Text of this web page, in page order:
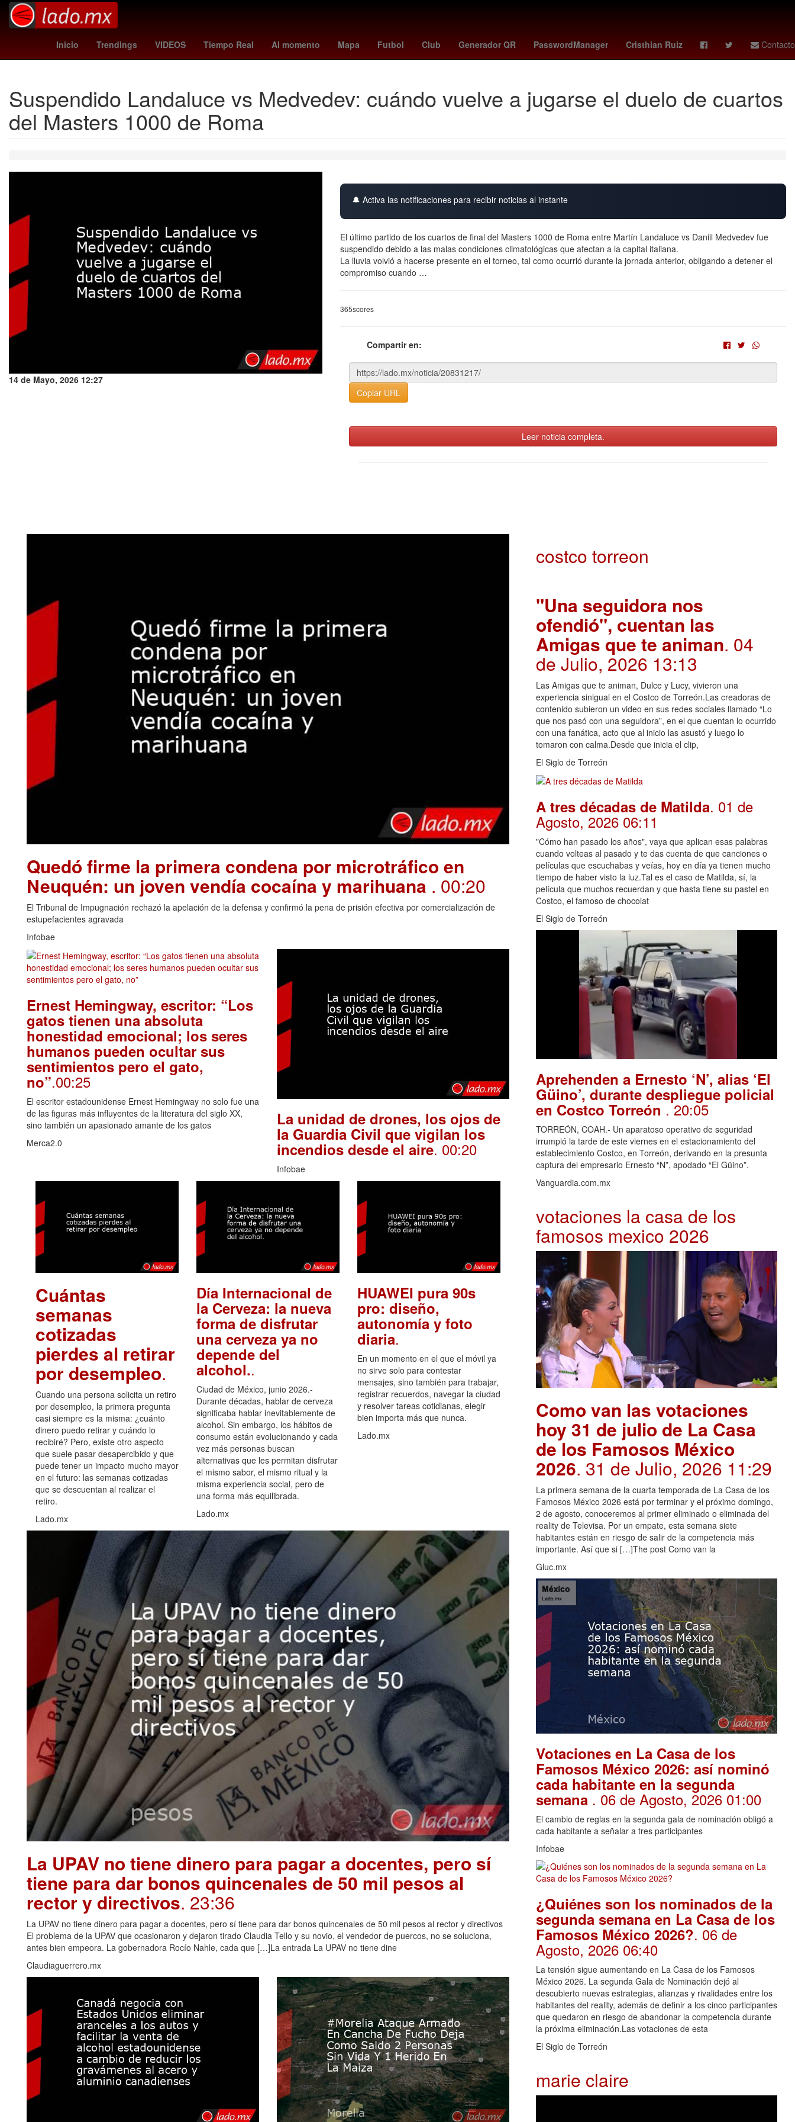
Inicio Trendings VIDEOS Tiempo Real Al momento Mapa Futbol Club Generador QR PasswordManager Cristhian Ruiz Contacto
Dólar estadounidense Aguascalientes Twitch pago beca rita cetina primaria Guillermo Almada Pago España soborno 27 de marzo amanda anisimova
Suspendido Landaluce vs Medvedev: cuándo vuelve a jugarse el duelo de cuartos
del Masters 1000 de Roma
14 de Mayo, 2026 12:27
🔔 Activa las notificaciones para recibir noticias al instante
El último partido de los cuartos de final del Masters 1000 de Roma entre Martín Landaluce vs Daniil Medvedev fue
suspendido debido a las malas condiciones climatológicas que afectan a la capital italiana.
La lluvia volvió a hacerse presente en el torneo, tal como ocurrió durante la jornada anterior, obligando a detener el
compromiso cuando …
365scores
Compartir en:
Copiar URL
Leer noticia completa.
Quedó firme la primera condena por microtráfico en
Neuquén: un joven vendía cocaína y marihuana . 00:20
El Tribunal de Impugnación rechazó la apelación de la defensa y confirmó la pena de prisión efectiva por comercialización de
estupefacientes agravada
Infobae
Ernest Hemingway, escritor: “Los
gatos tienen una absoluta
honestidad emocional; los seres
humanos pueden ocultar sus
sentimientos pero el gato,
no”.00:25
El escritor estadounidense Ernest Hemingway no solo fue una
de las figuras más influyentes de la literatura del siglo XX,
sino también un apasionado amante de los gatos
Merca2.0
La unidad de drones, los ojos de
la Guardia Civil que vigilan los
incendios desde el aire. 00:20
Infobae
Cuántas
semanas
cotizadas
pierdes al retirar
por desempleo.
Cuando una persona solicita un retiro
por desempleo, la primera pregunta
casi siempre es la misma: ¿cuánto
dinero puedo retirar y cuándo lo
recibiré? Pero, existe otro aspecto
que suele pasar desapercibido y que
puede tener un impacto mucho mayor
en el futuro: las semanas cotizadas
que se descuentan al realizar el
retiro.
Lado.mx
Día Internacional de
la Cerveza: la nueva
forma de disfrutar
una cerveza ya no
depende del
alcohol..
Ciudad de México, junio 2026.-
Durante décadas, hablar de cerveza
significaba hablar inevitablemente de
alcohol. Sin embargo, los hábitos de
consumo están evolucionando y cada
vez más personas buscan
alternativas que les permitan disfrutar
el mismo sabor, el mismo ritual y la
misma experiencia social, pero de
una forma más equilibrada.
Lado.mx
HUAWEI pura 90s
pro: diseño,
autonomía y foto
diaria.
En un momento en el que el móvil ya
no sirve solo para contestar
mensajes, sino también para trabajar,
registrar recuerdos, navegar la ciudad
y resolver tareas cotidianas, elegir
bien importa más que nunca.
Lado.mx
La UPAV no tiene dinero para pagar a docentes, pero sí
tiene para dar bonos quincenales de 50 mil pesos al
rector y directivos. 23:36
La UPAV no tiene dinero para pagar a docentes, pero sí tiene para dar bonos quincenales de 50 mil pesos al rector y directivos
El problema de la UPAV que ocasionaron y dejaron tirado Claudia Tello y su novio, el vendedor de puercos, no se soluciona,
antes bien empeora. La gobernadora Rocío Nahle, cada que […]La entrada La UPAV no tiene dine
Claudiaguerrero.mx
costco torreon
"Una seguidora nos
ofendió", cuentan las
Amigas que te animan. 04
de Julio, 2026 13:13
Las Amigas que te animan, Dulce y Lucy, vivieron una
experiencia sinigual en el Costco de Torreón.Las creadoras de
contenido subieron un video en sus redes sociales llamado “Lo
que nos pasó con una seguidora”, en el que cuentan lo ocurrido
con una fanática, acto que al inicio las asustó y luego lo
tomaron con calma.Desde que inicia el clip,
El Siglo de Torreón
A tres décadas de Matilda. 01 de
Agosto, 2026 06:11
"Cómo han pasado los años", vaya que aplican esas palabras
cuando volteas al pasado y te das cuenta de que canciones o
películas que escuchabas y veías, hoy en día ya tienen mucho
tiempo de haber visto la luz.Tal es el caso de Matilda, sí, la
película que muchos recuerdan y que hasta tiene su pastel en
Costco, el famoso de chocolat
El Siglo de Torreón
Aprehenden a Ernesto ‘N’, alias ‘El
Güino’, durante despliegue policial
en Costco Torreón . 20:05
TORREÓN, COAH.- Un aparatoso operativo de seguridad
irrumpió la tarde de este viernes en el estacionamiento del
establecimiento Costco, en Torreón, derivando en la presunta
captura del empresario Ernesto “N”, apodado “El Güino”.
Vanguardia.com.mx
votaciones la casa de los
famosos mexico 2026
Como van las votaciones
hoy 31 de julio de La Casa
de los Famosos México
2026. 31 de Julio, 2026 11:29
La primera semana de la cuarta temporada de La Casa de los
Famosos México 2026 está por terminar y el próximo domingo,
2 de agosto, conoceremos al primer eliminado o eliminada del
reality de Televisa. Por un empate, esta semana siete
habitantes están en riesgo de salir de la competencia más
importante. Así que si […]The post Como van la
Gluc.mx
Votaciones en La Casa de los
Famosos México 2026: así nominó
cada habitante en la segunda
semana . 06 de Agosto, 2026 01:00
El cambio de reglas en la segunda gala de nominación obligó a
cada habitante a señalar a tres participantes
Infobae
¿Quiénes son los nominados de la
segunda semana en La Casa de los
Famosos México 2026?. 06 de
Agosto, 2026 06:40
La tensión sigue aumentando en La Casa de los Famosos
México 2026. La segunda Gala de Nominación dejó al
descubierto nuevas estrategias, alianzas y rivalidades entre los
habitantes del reality, además de definir a los cinco participantes
que quedaron en riesgo de abandonar la competencia durante
la próxima eliminación.Las votaciones de esta
El Siglo de Torreón
marie claire